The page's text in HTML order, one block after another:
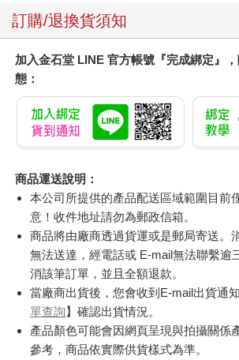
訂購/退換貨須知
加入金石堂 LINE 官方帳號『完成綁定』
態：
商品運送說明：
本公司所提供的產品配送區域範圍目前
意！收件地址請勿為郵政信箱。
商品將由廠商透過貨運或是郵局寄送。
無法送達，經電話或 E-mail無法聯繫逾
消該筆訂單，並且全額退款。
當廠商出貨後，您會收到E-mail出貨通
單查詢】確認出貨情況。
產品顏色可能會因網頁呈現與拍攝關係
參考，商品依實際供貨樣式為準。